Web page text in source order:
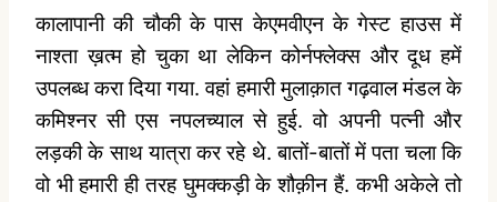
कालापानी की चौकी के पास केएमवीएन के गेस्ट हाउस में
नाश्ता ख़त्म हो चुका था लेकिन कोर्नफ्लेक्स और दूध हमें
उपलब्ध करा दिया गया. वहां हमारी मुलाक़ात गढ़वाल मंडल के
कमिश्नर सी एस नपलच्याल से हुई. वो अपनी पत्नी और
लड़की के साथ यात्रा कर रहे थे. बातों-बातों में पता चला कि
वो भी हमारी ही तरह घुमक्कड़ी के शौक़ीन हैं. कभी अकेले तो